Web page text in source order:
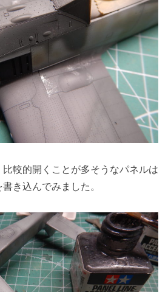
較的開くことが多そうなパネルは
き込んでみました。